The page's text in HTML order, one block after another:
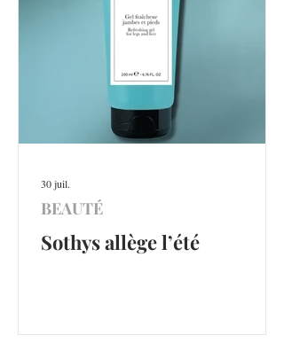
Sothys allège l’été
BEAUTÉ
30 juil.